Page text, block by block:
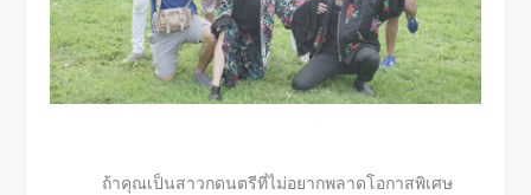
ถ้าคุณเป็นสาวกดนตรีที่ไม่อยากพลาดโอกาสพิเศษ